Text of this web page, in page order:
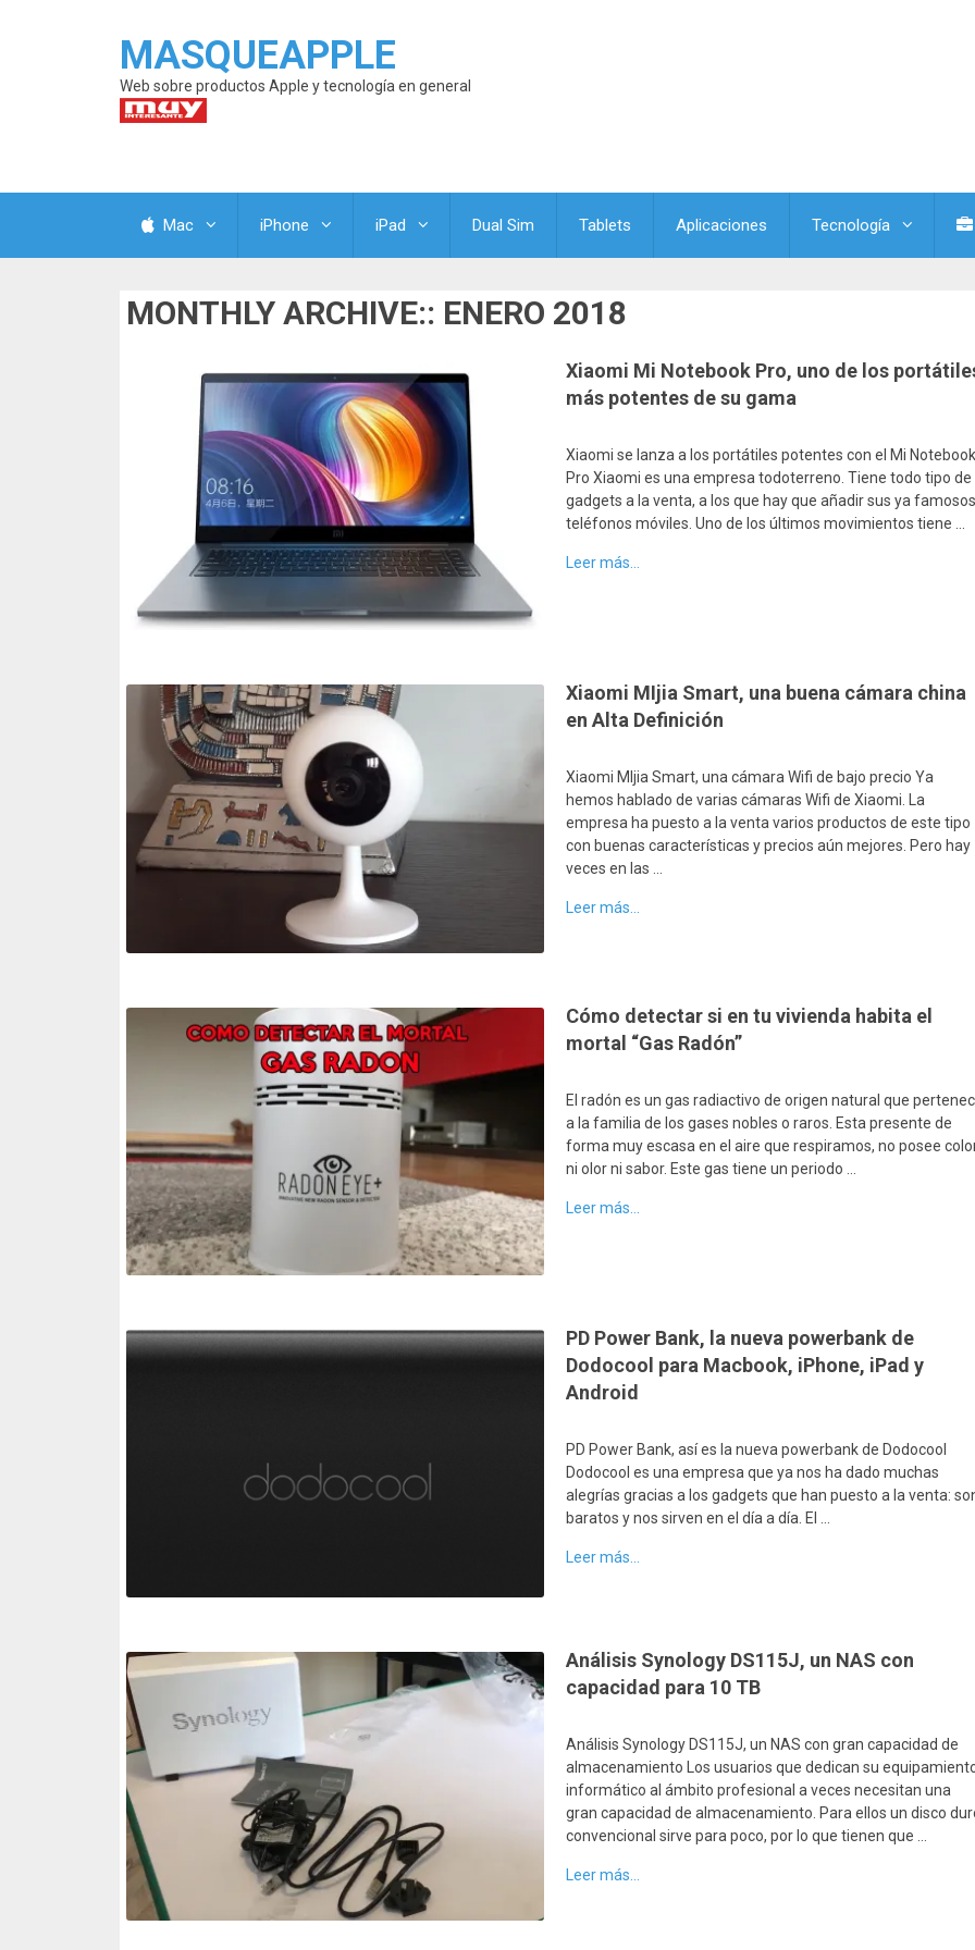
MASQUEAPPLE
Web sobre productos Apple y tecnología en general
Mac iPhone iPad Dual Sim Tablets Aplicaciones Tecnología
MONTHLY ARCHIVE:: ENERO 2018
Xiaomi Mi Notebook Pro, uno de los
más potentes de su gama
Xiaomi se lanza a los portátiles potentes con el Mi
Pro Xiaomi es una empresa todoterreno. Tiene todo tipo de
gadgets a la venta, a los que hay que añadir sus ya
teléfonos móviles. Uno de los últimos movimientos tiene …
Leer más...
Xiaomi MIjia Smart, una buena cámara china
en Alta Definición
Xiaomi MIjia Smart, una cámara Wifi de bajo precio Ya
hemos hablado de varias cámaras Wifi de Xiaomi. La
empresa ha puesto a la venta varios productos de este tipo
con buenas características y precios aún mejores. Pero hay
veces en las …
Leer más...
Cómo detectar si en tu vivienda habita el
mortal “Gas Radón”
El radón es un gas radiactivo de origen natural que
a la familia de los gases nobles o raros. Esta presente de
forma muy escasa en el aire que respiramos, no posee
ni olor ni sabor. Este gas tiene un periodo …
Leer más...
PD Power Bank, la nueva powerbank de
Dodocool para Macbook, iPhone, iPad y
Android
PD Power Bank, así es la nueva powerbank de Dodocool
Dodocool es una empresa que ya nos ha dado muchas
alegrías gracias a los gadgets que han puesto a la venta:
baratos y nos sirven en el día a día. El …
Leer más...
Análisis Synology DS115J, un NAS con
capacidad para 10 TB
Análisis Synology DS115J, un NAS con gran capacidad de
almacenamiento Los usuarios que dedican su
informático al ámbito profesional a veces necesitan una
gran capacidad de almacenamiento. Para ellos un disco
convencional sirve para poco, por lo que tienen que …
Leer más...